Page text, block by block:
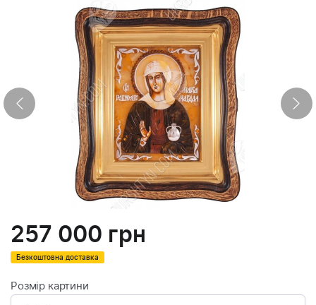
257 000 грн
Безкоштовна доставка
Розмір картини